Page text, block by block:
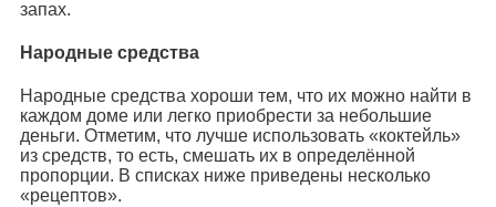
запах.
Народные средства
Народные средства хороши тем, что их можно найти в
каждом доме или легко приобрести за небольшие
деньги. Отметим, что лучше использовать «коктейль»
из средств, то есть, смешать их в определённой
пропорции. В списках ниже приведены несколько
«рецептов».